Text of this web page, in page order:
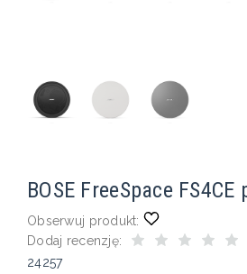
BOSE FreeSpace FS4CE
Obserwuj produkt:
Dodaj recenzję:
24257